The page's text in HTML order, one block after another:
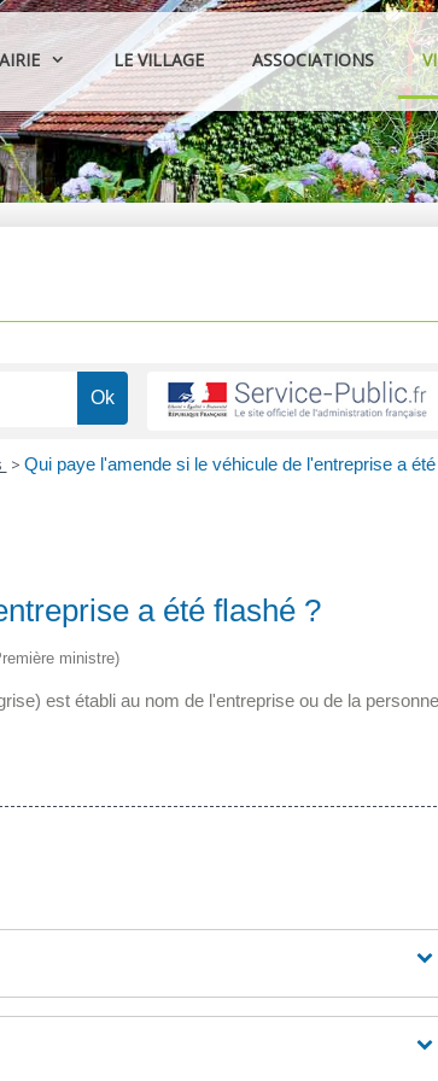
LE VILLAGE ASSOCIATIONS
> Qui paye l'amende si le véhicule de l'entreprise a été
a été flashé ?
ministre)
est établi au nom de l'entreprise ou de la personne